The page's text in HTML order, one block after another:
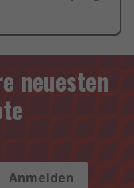
neuesten
Anmelden